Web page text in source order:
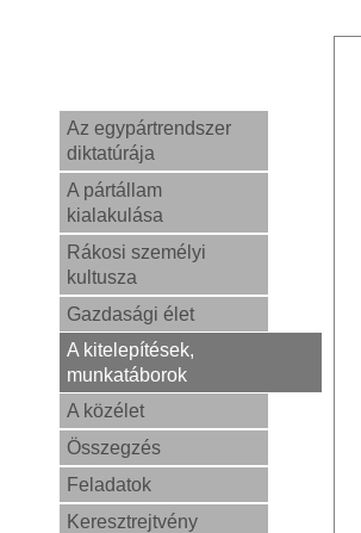
Az egypártrendszer
diktatúrája
A pártállam
kialakulása
Rákosi személyi
kultusza
Gazdasági élet
A kitelepítések,
munkatáborok
A közélet
Összegzés
Feladatok
Keresztrejtvény